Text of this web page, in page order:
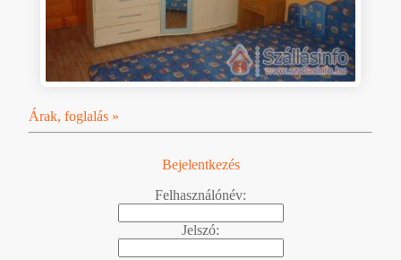
Árak, foglalás »
Bejelentkezés
Felhasználónév:
Jelszó: